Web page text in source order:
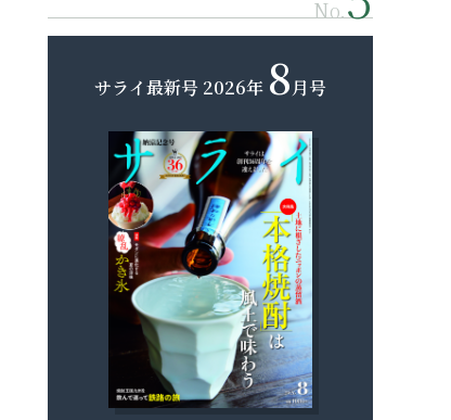
No.
サライ最新号 2026年 8月号